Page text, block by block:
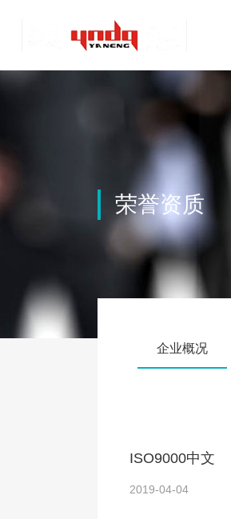
荣誉资质
企业概况
ISO9000中文
2019-04-04